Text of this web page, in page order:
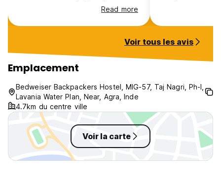
gens présents... propreté
correcte sans plus, facilités
inexistante en dehors de
Read more
Voir tous les avis
Emplacement
Bedweiser Backpackers Hostel, MIG-57, Taj Nagri, Ph-I,
Lavania Water Plan, Near, Agra, Inde
4.7km du centre ville
Voir la carte